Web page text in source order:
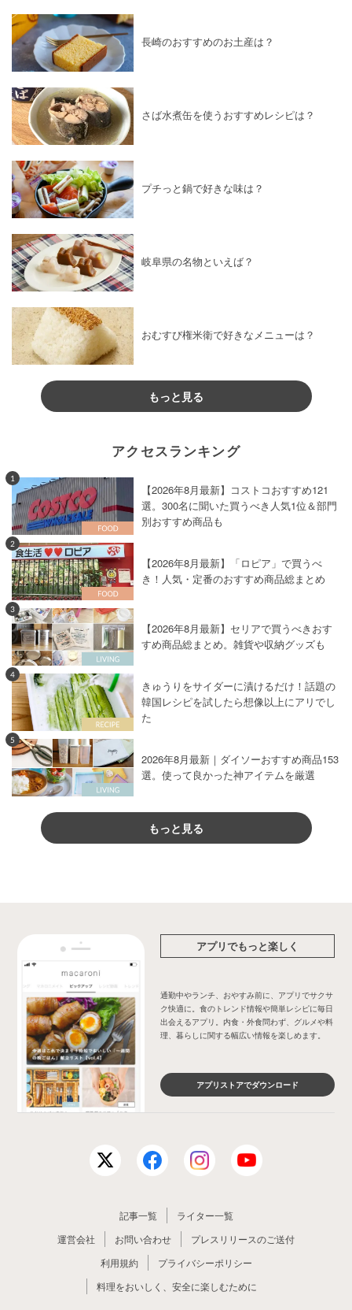
長崎のおすすめのお土産は？
さば水煮缶を使うおすすめレシピは？
プチっと鍋で好きな味は？
岐阜県の名物といえば？
おむすび権米衛で好きなメニューは？
もっと見る
アクセスランキング
1
【2026年8月最新】コストコおすすめ121
選。300名に聞いた買うべき人気1位＆部門
別おすすめ商品も
2
【2026年8月最新】「ロピア」で買うべ
き！人気・定番のおすすめ商品総まとめ
3
【2026年8月最新】セリアで買うべきおす
すめ商品総まとめ。雑貨や収納グッズも
4
きゅうりをサイダーに漬けるだけ！話題の
韓国レシピを試したら想像以上にアリでし
た
5
2026年8月最新｜ダイソーおすすめ商品153
選。使って良かった神アイテムを厳選
もっと見る
アプリでもっと楽しく
通勤中やランチ、おやすみ前に、アプリでサクサ
ク快適に。食のトレンド情報や簡単レシピに毎日
出会えるアプリ。内食・外食問わず、グルメや料
理、暮らしに関する幅広い情報を楽しめます。
アプリストアでダウンロード
記事一覧
ライター一覧
運営会社
お問い合わせ
プレスリリースのご送付
利用規約
プライバシーポリシー
料理をおいしく、安全に楽しむために